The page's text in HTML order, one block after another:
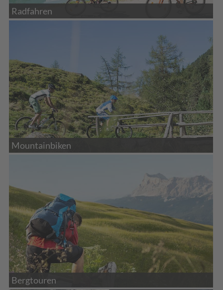
Radfahren
Mountainbiken
Bergtouren